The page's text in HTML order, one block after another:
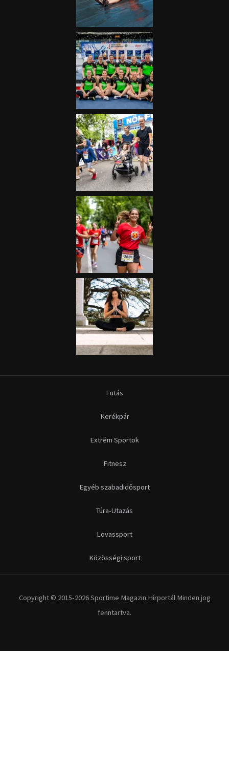
Futás
Kerékpár
Extrém Sportok
Fitnesz
Egyéb szabadidősport
Túra-Utazás
Lovassport
Közösségi sport
Copyright © 2015-2026 Sportime Magazin Hírportál Minden jog
fenntartva.